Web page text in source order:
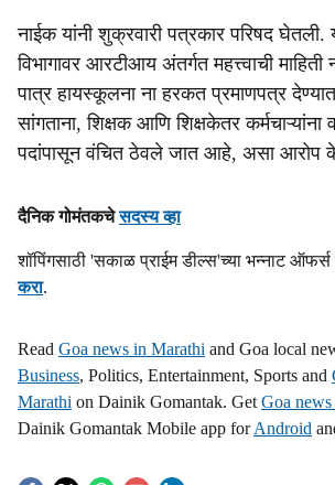
l
s
h
a
r
e
नाईक यांनी शुक्रवारी पत्रकार परिषद घेतली.
विभागावर आरटीआय अंतर्गत महत्त्वाची माहिती
पात्र हायस्कूलना ना हरकत प्रमाणपत्र
सांगताना, शिक्षक आणि शिक्षकेतर कर्मचाऱ्यांना
पदांपासून वंचित ठेवले जात आहे, असा आरोप
दैनिक गोमंतकचेसदस्य व्हा
शॉपिंगसाठी 'सकाळ प्राईम डील्स'च्या भन्नाट ऑफर्स
करा.
Read Goa news in Marathi and Goa local
Business, Politics, Entertainment, Sports and
Marathi on Dainik Gomantak. Get Goa
Dainik Gomantak Mobile app forAndroid